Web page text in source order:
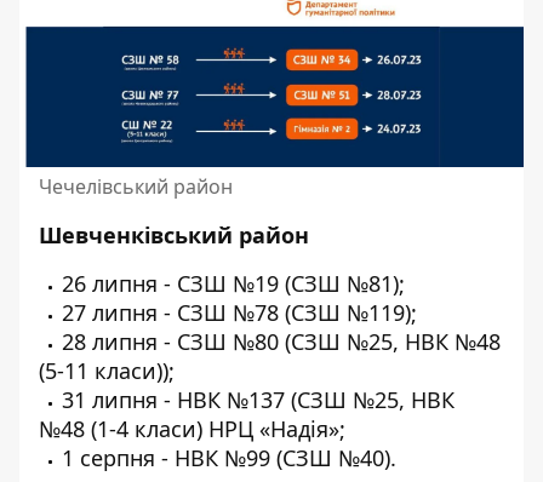
Чечелівський район
Шевченківський район
26 липня - СЗШ №19 (СЗШ №81);
27 липня - СЗШ №78 (СЗШ №119);
28 липня - СЗШ №80 (СЗШ №25, НВК №48
(5-11 класи));
31 липня - НВК №137 (СЗШ №25, НВК
№48 (1-4 класи) НРЦ «Надія»;
1 серпня - НВК №99 (СЗШ №40).